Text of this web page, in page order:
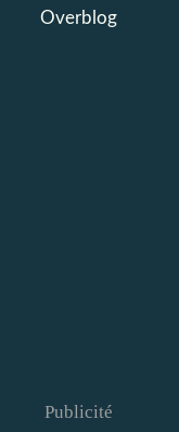
Overblog
Publicité